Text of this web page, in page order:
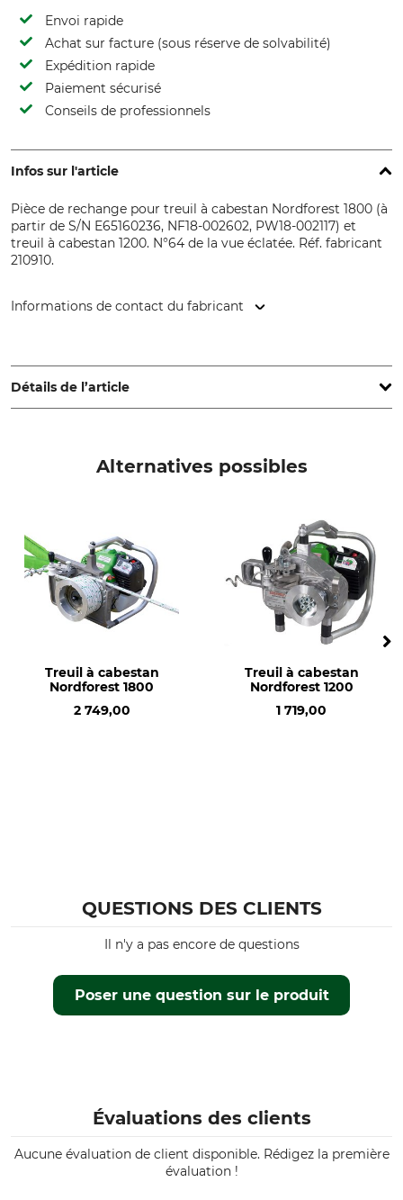
Envoi rapide
Achat sur facture (sous réserve de solvabilité)
Expédition rapide
Paiement sécurisé
Conseils de professionnels
Infos sur l'article
Pièce de rechange pour treuil à cabestan Nordforest 1800 (à
partir de S/N E65160236, NF18-002602, PW18-002117) et
treuil à cabestan 1200. N°64 de la vue éclatée. Réf. fabricant
210910.
Informations de contact du fabricant
Wolfenbüttel, Germany, www.eder-maschinenbau.de
Détails de l’article
1200 et 1800
Alternatives possibles
Treuil à cabestan
Nordforest 1800
2 749,00
Treuil à cabestan
Nordforest 1200
1 719,00
QUESTIONS DES CLIENTS
Poser une question sur le produit
Il n'y a pas encore de questions
Évaluations des clients
Aucune évaluation de client disponible. Rédigez la première
évaluation !